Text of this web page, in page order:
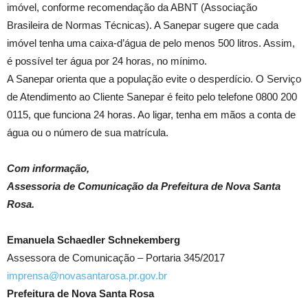
imóvel, conforme recomendação da ABNT (Associação
Brasileira de Normas Técnicas). A Sanepar sugere que cada
imóvel tenha uma caixa-d’água de pelo menos 500 litros. Assim,
é possível ter água por 24 horas, no mínimo.
A Sanepar orienta que a população evite o desperdício. O Serviço
de Atendimento ao Cliente Sanepar é feito pelo telefone 0800 200
0115, que funciona 24 horas. Ao ligar, tenha em mãos a conta de
água ou o número de sua matrícula.
Com informação,
Assessoria de Comunicação da Prefeitura de Nova Santa
Rosa.
Emanuela Schaedler Schnekemberg
Assessora de Comunicação – Portaria 345/2017
imprensa@novasantarosa.pr.gov.br
Prefeitura de Nova Santa Rosa